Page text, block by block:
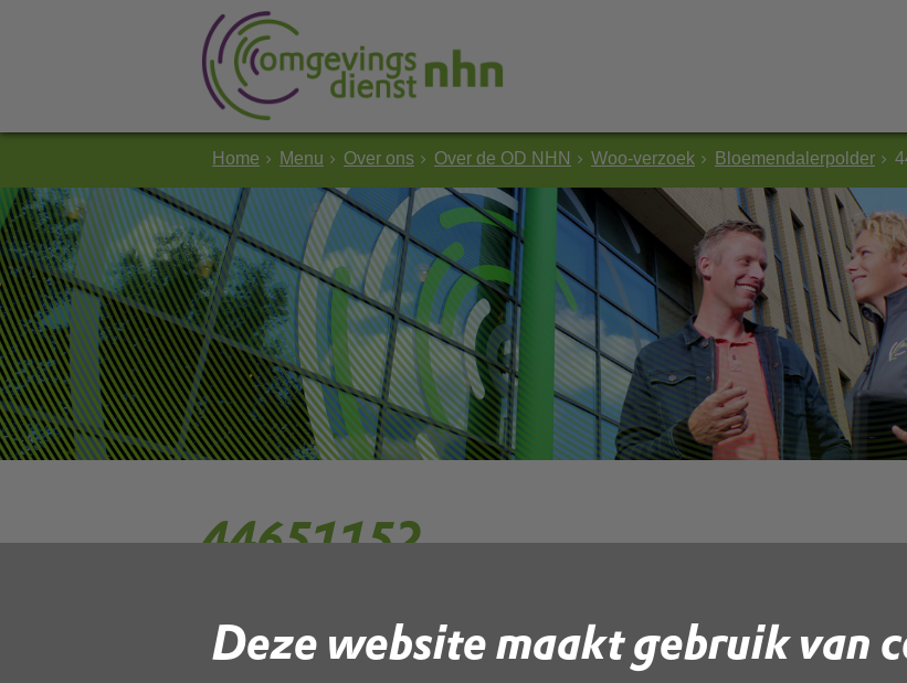
Deze website maakt gebruik van
Home Menu Over ons Over de OD NHN Woo-verzoek Bloemendalerpolder
44651152
Gebruik de onderstaande link om het document te downloaden.